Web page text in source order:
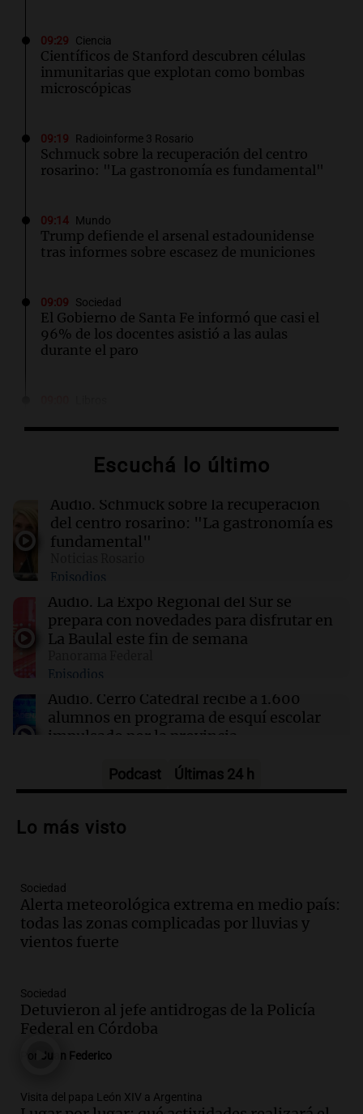
09:29 Ciencia
Científicos de Stanford descubren células
inmunitarias que explotan como bombas
microscópicas
09:19 Radioinforme 3 Rosario
Schmuck sobre la recuperación del centro
rosarino: "La gastronomía es fundamental"
09:14 Mundo
Trump defiende el arsenal estadounidense
tras informes sobre escasez de municiones
09:09 Sociedad
El Gobierno de Santa Fe informó que casi el
96% de los docentes asistió a las aulas
durante el paro
nuevo misterio en los Cotswolds
El desafío final: la búsqueda de una hermana
perdida y un oscuro secreto familiar
El manuscrito de las almas: un viaje a los
secretos del pasado en Escocia
09:00 Libros
traición y la violencia
Escuchá lo último
Audio. Schmuck sobre la recuperación
del centro rosarino: "La gastronomía es
fundamental"
Episodios
Audio. La Expo Regional del Sur se
prepara con novedades para disfrutar en
La Baulal este fin de semana
Episodios
Audio. Cerro Catedral recibe a 1.600
alumnos en programa de esquí escolar
impulsado por la provincia
Audio.Osvaldo Jaldo busca unificar
argentino en Buenos Aires
Audio.Riesgo extremo de incendios en
Córdoba a pesar del sol en Carlos Paz
Noticias
Audio.
Mendoza por temporal; el paso Cristo
Redentor sigue cerrado
Episodios
Audio.
Pullaro irá a Chile para avanzar
en el proyecto de un puerto minero en
Podcast Últimas 24 h
Lo más visto
Sociedad
Alerta meteorológica extrema en medio país:
todas las zonas complicadas por lluvias y
vientos fuerte
Sociedad
Detuvieron al jefe antidrogas de la Policía
Federal en Córdoba
Juan Federico
Visita del papa León XIV a Argentina